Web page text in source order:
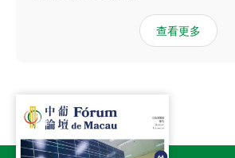
查看更多